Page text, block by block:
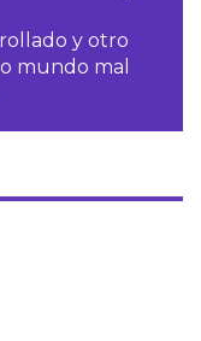
y otro
mundo mal